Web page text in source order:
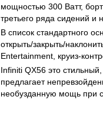
мощностью 300 Ватт,
третьего ряда сидений и
В список стандартного
открыть/закрыть/
Entertainment, круиз-
Infiniti QX56 это
предлагает
необузданную мощь при